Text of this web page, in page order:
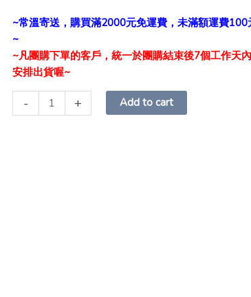
~常溫寄送，購買滿2000元免運費，未滿額運費100
~
~凡團購下單的客戶，統一於團購結束後7個工作天內
安排出貨喔~
- + Add to cart